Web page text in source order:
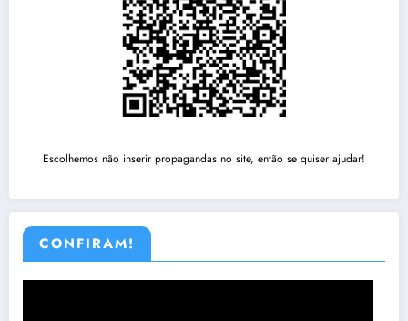
Escolhemos não inserir propagandas no site, então se quiser ajudar!
CONFIRAM!